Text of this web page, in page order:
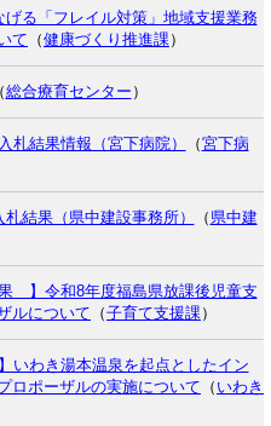
げる「フレイル対策」地域支援業務
て （健康づくり推進課）
（総合療育センター ）
札結果情報（宮下病院） （宮下病
結果（県中建設事務所） （ 県中建
】令和8年度福島県放課後児童支
ルについて （子育て支援課）
いわき湯本温泉を起点としたイン
ロポーザルの実施について （ いわき